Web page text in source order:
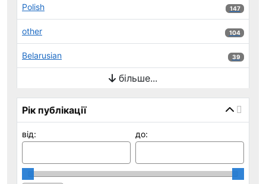
Polish 147
147
other 104
104
Belarusian 39
39
більше...
Рік публікації
від: до: